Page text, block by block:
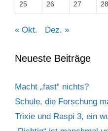
25 26 27 28
« Okt. Dez. »
Neueste Beiträge
Macht „fast“ nichts?
Schule, die Forschung
Trixie und Raspi 3, ein